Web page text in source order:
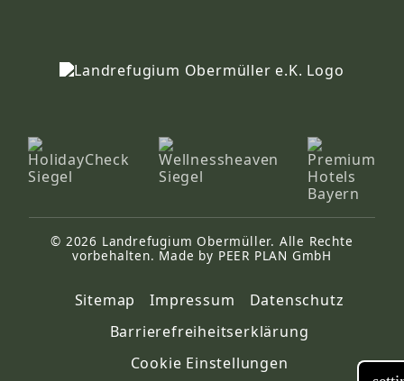
© 2026 Landrefugium Obermüller. Alle Rechte
vorbehalten. Made by PEER PLAN GmbH
Sitemap Impressum
Datenschutz
Barrierefreiheitserklärung
Cookie Einstellungen